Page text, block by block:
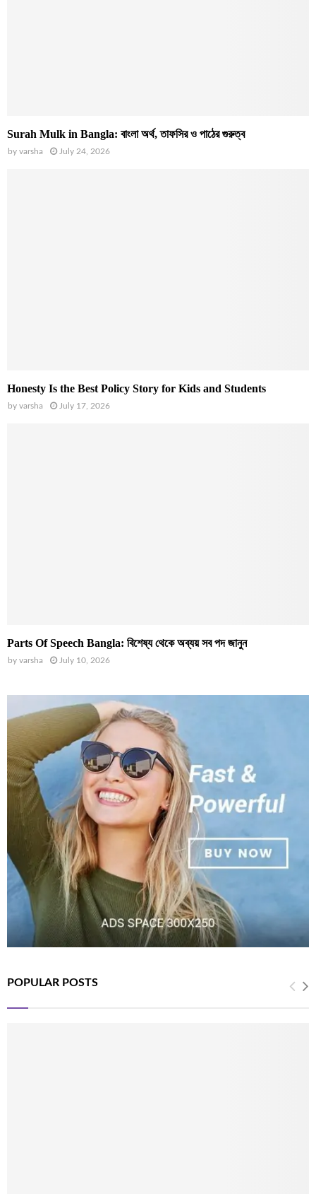
Surah Mulk in Bangla: বাংলা অর্থ, তাফসির ও পাঠের গুরুত্ব
by varsha July 24, 2026
Honesty Is the Best Policy Story for Kids and Students
by varsha July 17, 2026
Parts Of Speech Bangla: বিশেষ্য থেকে অব্যয় সব পদ জানুন
by varsha July 10, 2026
POPULAR POSTS